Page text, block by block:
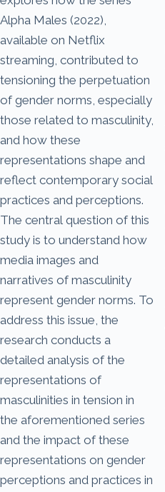
Alpha Males (2022),
available on Netflix
streaming, contributed to
tensioning the perpetuation
of gender norms, especially
those related to masculinity,
and how these
representations shape and
reflect contemporary social
practices and perceptions.
The central question of this
study is to understand how
media images and
narratives of masculinity
represent gender norms. To
address this issue, the
research conducts a
detailed analysis of the
representations of
masculinities in tension in
the aforementioned series
and the impact of these
representations on gender
perceptions and practices in